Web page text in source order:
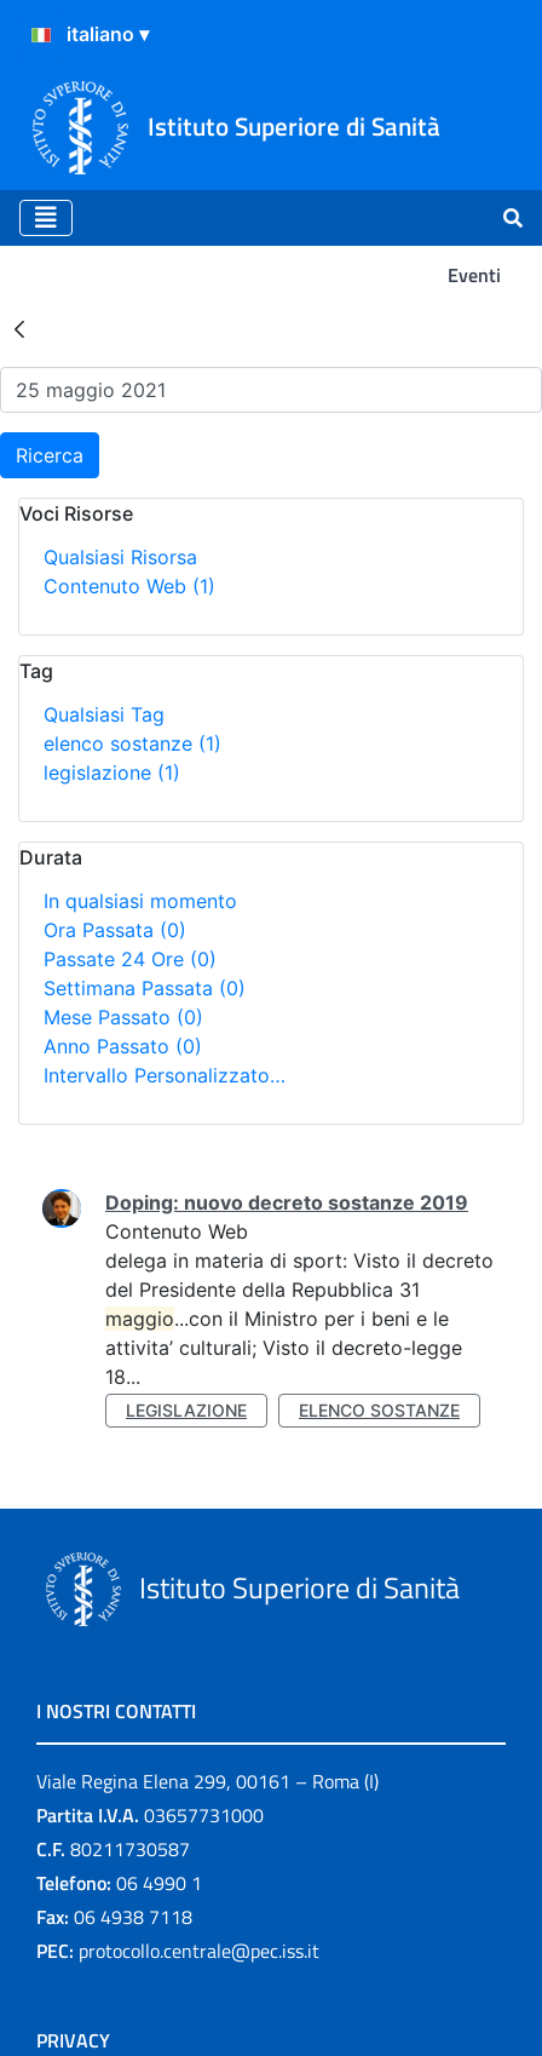
Istituto Superiore di Sanità
Eventi
Risultati della Ricerca -
Ricerca
Voci Risorse
Qualsiasi Risorsa
Contenuto Web (1)
Tag
Qualsiasi Tag
elenco sostanze (1)
legislazione (1)
Durata
In qualsiasi momento
Ora Passata (0)
Passate 24 Ore (0)
Settimana Passata (0)
Mese Passato (0)
Anno Passato (0)
Intervallo Personalizzato…
Ricerca
Doping: nuovo decreto sostanze 2019
Contenuto Web
delega in materia di sport: Visto il decreto
del Presidente della Repubblica 31
maggio...con il Ministro per i beni e le
attivita’ culturali; Visto il decreto-legge
18...
LEGISLAZIONE ELENCO SOSTANZE
Istituto Superiore di Sanità
I NOSTRI CONTATTI
Viale Regina Elena 299, 00161 – Roma (I)
Partita I.V.A. 03657731000
C.F. 80211730587
Telefono: 06 4990 1
Fax: 06 4938 7118
PEC: protocollo.centrale@pec.iss.it
PRIVACY